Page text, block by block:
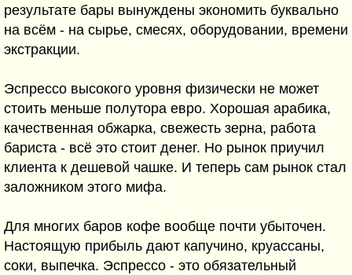
результате бары вынуждены экономить буквально
на всём - на сырье, смесях, оборудовании, времени
экстракции.
Эспрессо высокого уровня физически не может
стоить меньше полутора евро. Хорошая арабика,
качественная обжарка, свежесть зерна, работа
бариста - всё это стоит денег. Но рынок приучил
клиента к дешевой чашке. И теперь сам рынок стал
заложником этого мифа.
Для многих баров кофе вообще почти убыточен.
Настоящую прибыль дают капучино, круассаны,
соки, выпечка. Эспрессо - это обязательный